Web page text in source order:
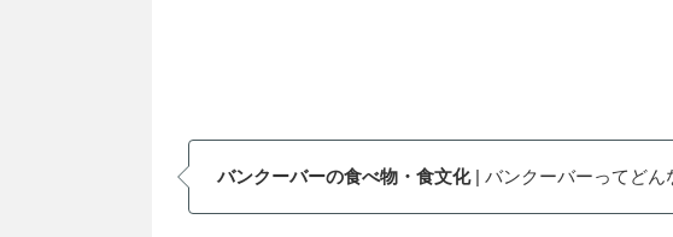
バンクーバーの食べ物・食文化| バンクーバーってどん